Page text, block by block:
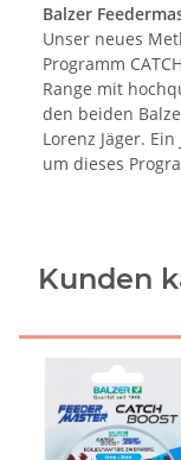
Balzer
Unser neues
Programm
Range mit
den beiden
Lorenz Jäger.
um dieses
Kunden